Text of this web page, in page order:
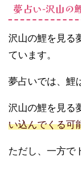
夢占い‐沢山の
沢山の鯉を見る
ています。
夢占いでは、鯉
沢山の鯉を見る
い込んでくる可
ただし、一方で